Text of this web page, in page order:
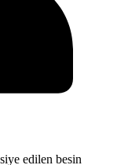
edilen besin